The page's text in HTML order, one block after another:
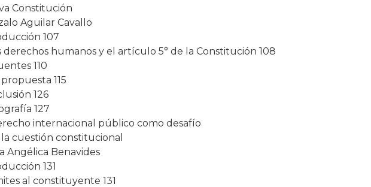
Constitución
Aguilar Cavallo
107
derechos humanos y el artículo 5° de la Constitución 108
110
propuesta 115
126
127
internacional público como desafío
la cuestión constitucional
Angélica Benavides
131
al constituyente 131